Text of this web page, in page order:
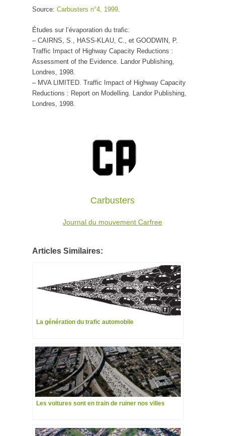
Source: Carbusters n°4, 1999
Études sur l’évaporation du trafic:
– CAIRNS, S., HASS-KLAU, C., et GOODWIN, P.
Traffic Impact of Highway Capacity Reductions :
Assessment of the Evidence. Landor Publishing,
Londres, 1998.
– MVA LIMITED. Traffic Impact of Highway Capacity
Reductions : Report on Modelling. Landor Publishing,
Londres, 1998.
Carbusters
Journal du mouvement Carfree
Articles Similaires:
La génération du trafic automobile
Les voitures sont en train de ruiner nos villes